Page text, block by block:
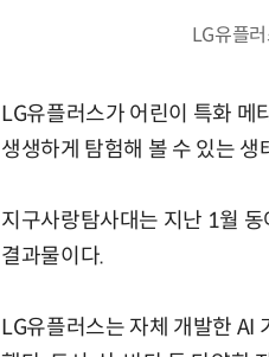
LG유플
LG유플러스가 어린이 특화
생생하게 탐험해 볼 수 있는
지구사랑탐사대는 지난 1월
결과물이다.
LG유플러스는 자체 개발한 AI